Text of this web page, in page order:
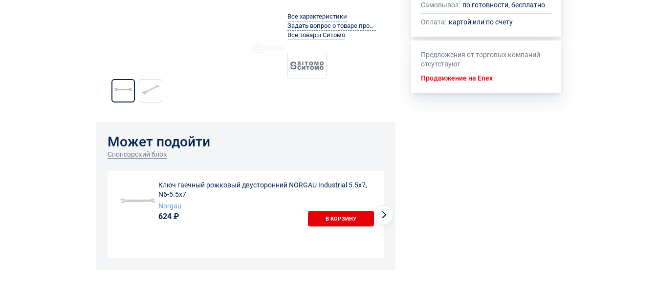
Все характеристики
Задать вопрос о товаре производителю
Все товары Ситомо
Самовывоз: по готовности, бесплатно
Оплата: картой или по счету
Предложения от торговых компаний
отсутствуют
Продвижение на Enex
Может подойти
Спонсорский блок
Ключ гаечный рожковый двусторонний NORGAU Industrial 5.5х7,
N6-5.5х7
Norgau
624 ₽ В КОРЗИНУ